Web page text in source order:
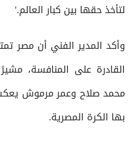
لتأخذ حقها بين كبار العالم.'
وأكد المدير الفني أن مصر
القادرة على المنافسة،
محمد صلاح وعمر مرموش
بها الكرة المصرية.